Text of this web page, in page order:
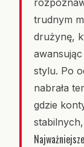
trudnym
drużynę,
stylu. Po
nabrała
gdzie